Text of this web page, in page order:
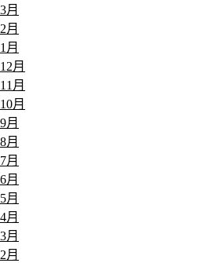
月
月
月
月
月
月
月
月
月
月
月
月
月
月